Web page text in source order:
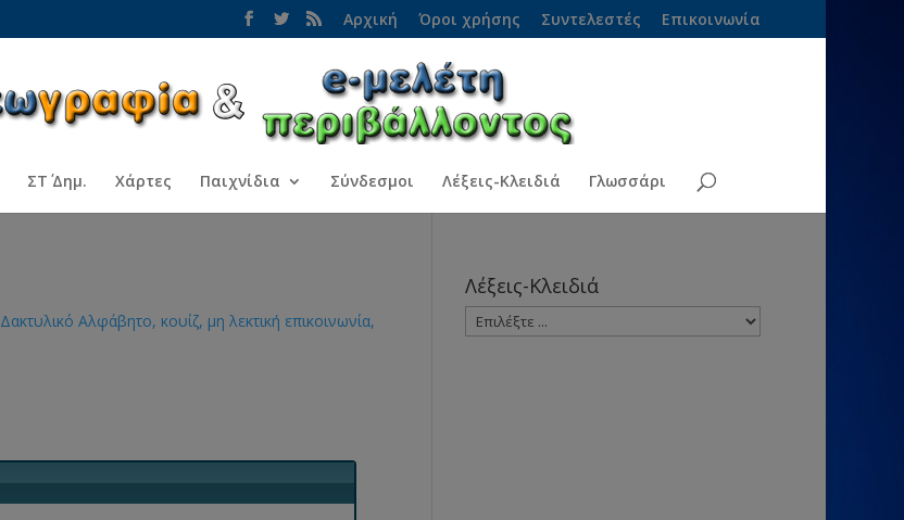
Αρχική Όροι χρήσης Συντελεστές Επικοινωνία
ΣΤ΄ Δημ. Χάρτες Παιχνίδια Σύνδεσμοι Λέξεις-Κλειδιά Γλωσσάρι
Δακτυλικό Αλφάβητο κουίζ μη λεκτική επικοινωνία
Λέξεις-Κλειδιά